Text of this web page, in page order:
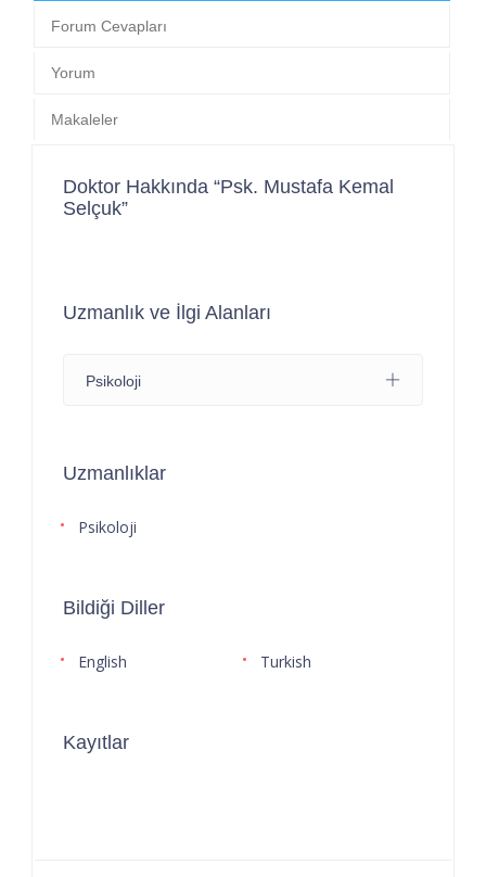
Forum Cevapları
Yorum
Makaleler
Doktor Hakkında “Psk. Mustafa Kemal
Selçuk”
Uzmanlık ve İlgi Alanları
Psikoloji
Uzmanlıklar
Psikoloji
Bildiği Diller
English Turkish
Kayıtlar